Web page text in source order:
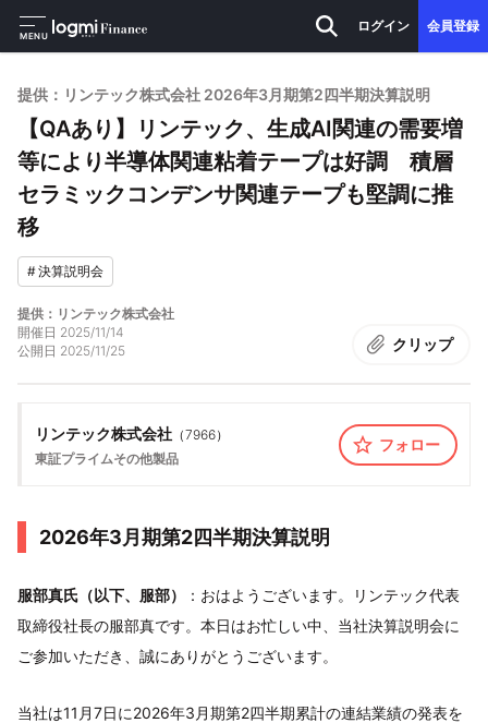
MENU
ログイン 会員登録
提供：リンテック株式会社 2026年3月期第2四半期決算説明
【QAあり】リンテック、生成AI関連の需要増
等により半導体関連粘着テープは好調 積層
セラミックコンデンサ関連テープも堅調に推
移
#決算説明会
提供：リンテック株式会社
開催日 2025/11/14
公開日 2025/11/25 クリップ
リンテック株式会社 （7966）
東証プライムその他製品
フォロー
2026年3月期第2四半期決算説明
服部真氏（以下、服部）
：おはようございます。リンテック代表
取締役社長の服部真です。本日はお忙しい中、当社決算説明会に
ご参加いただき、誠にありがとうございます。
当社は11月7日に2026年3月期第2四半期累計の連結業績の発表を